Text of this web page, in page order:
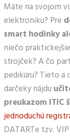
Máte na svojom
elektroniku? Pre
smart hodinky
niečo
strojček? A čo
pedikúru? Tieto a
darčeky nájdu
preukazom ITIC
jednoduchú
DATARTe tzv.